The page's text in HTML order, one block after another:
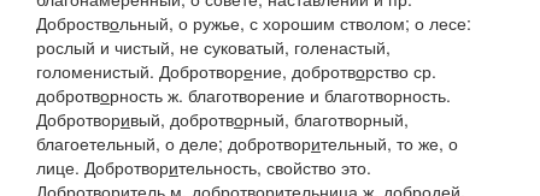
Доброствольный, о ружье, с хорошим стволом; о лесе:
рослый и чистый, не суковатый, голенастый,
голоменистый. Добротворение, добротворство ср.
добротворность ж. благотворение и благотворность.
Добротворивый, добротворный, благотворный,
благоетельный, о деле; добротворительный, то же, о
лице. Добротворительность, свойство это.